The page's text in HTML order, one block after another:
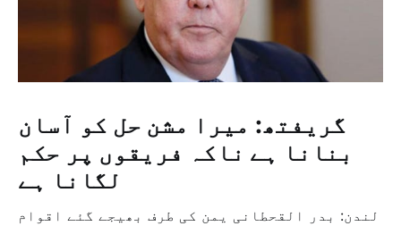
گریفتھ: میرا مشن حل کو آسان
بنانا ہے ناکہ فریقوں پر حکم
لگانا ہے
لندن: بدر القحطانی یمن کی طرف بھیجے گئے اقوام